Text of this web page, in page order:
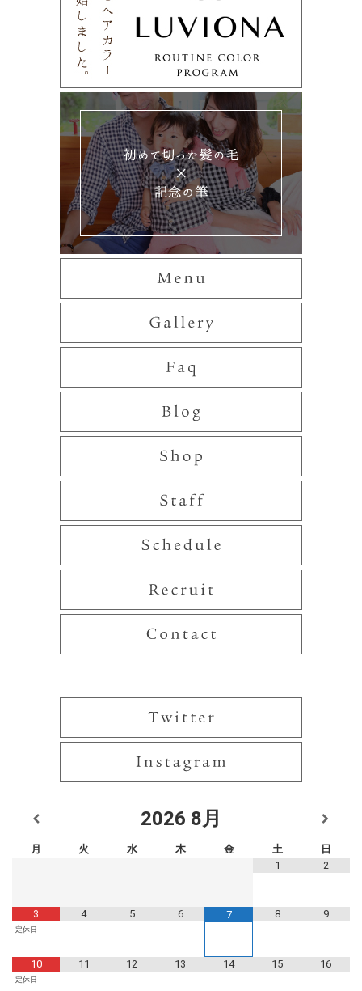
2026 8月
月 火 水 木 金 土
日
1
2
3
定休日
4 5 6 7 8 9
10
定休日
11 12 13 14 15 16